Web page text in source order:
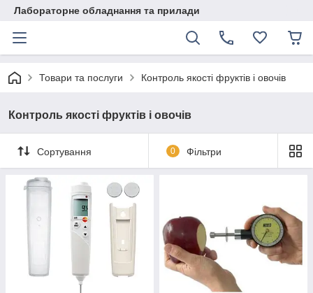
Лабораторне обладнання та прилади
Товари та послуги Контроль якості фруктів і овочів
Контроль якості фруктів і овочів
Сортування 0 Фільтри